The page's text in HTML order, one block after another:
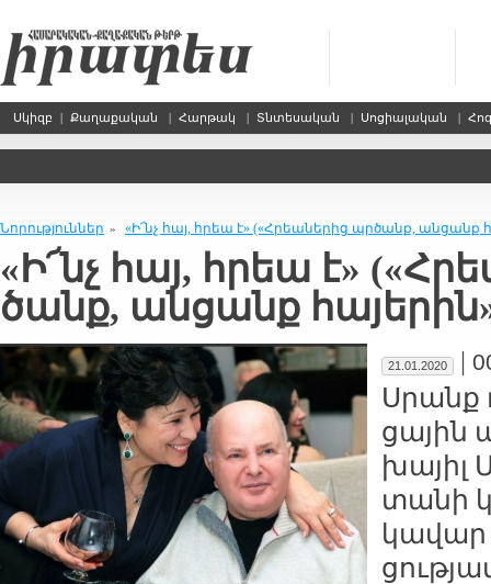
Սկիզբ | Քաղաքական | Հարթակ | Տնտեսական | Սոցիալական |
Նորություններ » «Ի՜նչ հայ, հրեա է» («Հրեա­նե­րից պր­ծանք, ան­ցանք
«Ի՜նչ հայ, հրեա է»
ծանք, ան­ցանք
21.01.2020 |
Սրանք
ցա­յին
խա­յիլ
տա­նի
կա­վար